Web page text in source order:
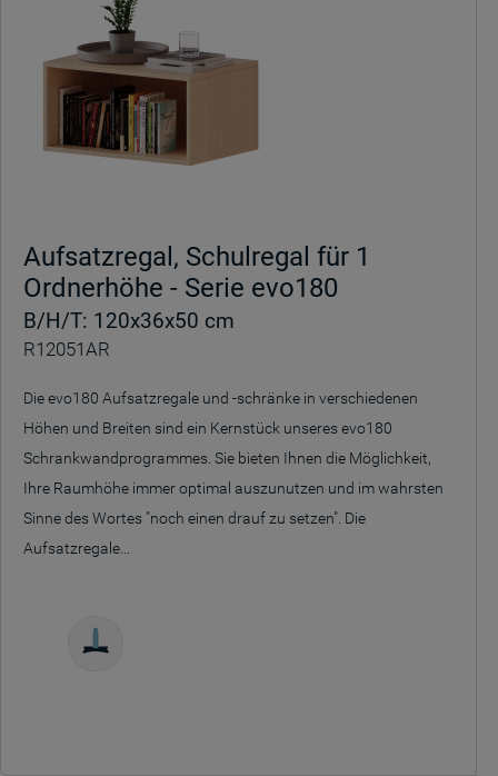
Aufsatzregal, Schulregal für 1
Ordnerhöhe - Serie evo180
B/H/T: 120x36x50 cm
R12051AR
Die evo180 Aufsatzregale und -schränke in verschiedenen
Höhen und Breiten sind ein Kernstück unseres evo180
Schrankwandprogrammes. Sie bieten Ihnen die Möglichkeit,
Ihre Raumhöhe immer optimal auszunutzen und im wahrsten
Sinne des Wortes "noch einen drauf zu setzen". Die
Aufsatzregale...